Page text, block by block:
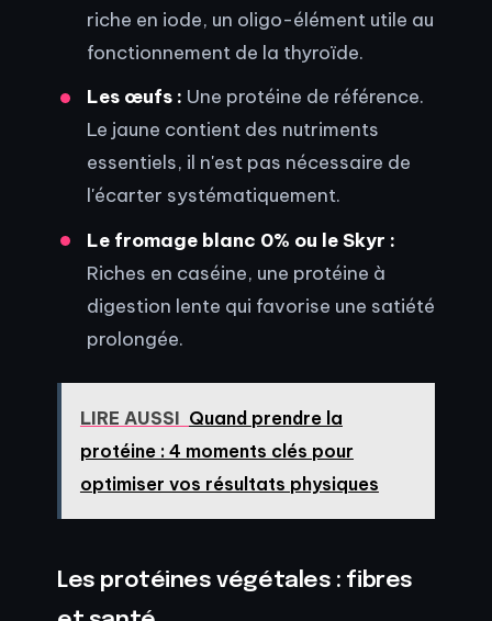
riche en iode, un oligo-élément utile au
fonctionnement de la thyroïde.
Les œufs : Une protéine de référence.
Le jaune contient des nutriments
essentiels, il n'est pas nécessaire de
l'écarter systématiquement.
Le fromage blanc 0% ou le Skyr :
Riches en caséine, une protéine à
digestion lente qui favorise une satiété
prolongée.
LIRE AUSSI Quand prendre la
protéine : 4 moments clés pour
optimiser vos résultats physiques
Les protéines végétales : fibres